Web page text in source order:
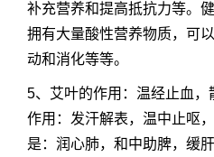
补充营养和提高抵抗力等。
拥有大量酸性营养物质，可
动和消化等等。
5、艾叶的作用：温经止血
作用：发汗解表，温中止呕
是：润心肺，和中助脾，缓